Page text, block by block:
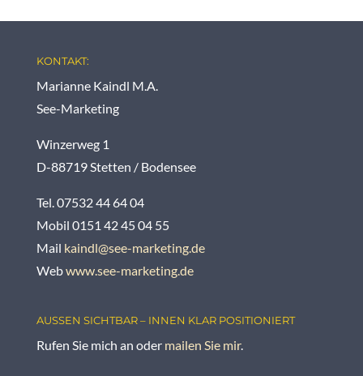
KONTAKT:
Marianne Kaindl M.A.
See-Marketing
Winzerweg 1
D-88719 Stetten / Bodensee
Tel. 07532 44 64 04
Mobil 0151 42 45 04 55
Mail kaindl@see-marketing.de
Webwww.see-marketing.de
AUSSEN SICHTBAR – INNEN KLAR POSITIONIERT
Rufen Sie mich an oder mailen Sie mir.